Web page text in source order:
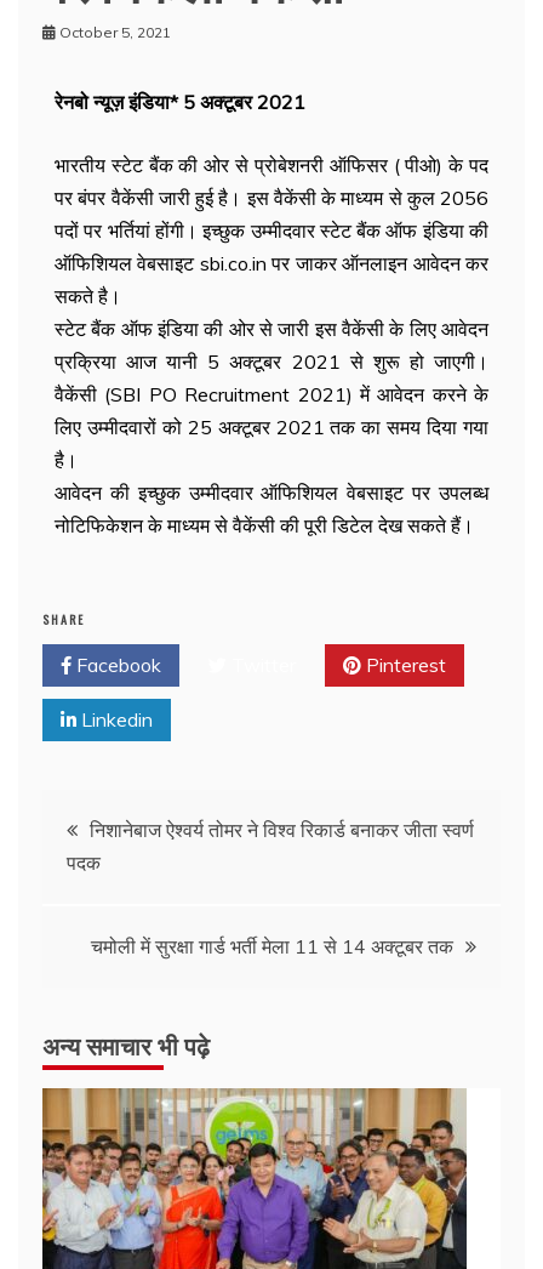
October 5, 2021
रेनबो न्यूज़ इंडिया* 5 अक्टूबर 2021
भारतीय स्टेट बैंक की ओर से प्रोबेशनरी ऑफिसर ( पीओ) के पद
पर बंपर वैकेंसी जारी हुई है। इस वैकेंसी के माध्यम से कुल 2056
पदों पर भर्तियां होंगी। इच्छुक उम्मीदवार स्टेट बैंक ऑफ इंडिया की
ऑफिशियल वेबसाइट sbi.co.in पर जाकर ऑनलाइन आवेदन कर
सकते है।
स्टेट बैंक ऑफ इंडिया की ओर से जारी इस वैकेंसी के लिए आवेदन
प्रक्रिया आज यानी 5 अक्टूबर 2021 से शुरू हो जाएगी।
वैकेंसी (SBI PO Recruitment 2021) में आवेदन करने के
लिए उम्मीदवारों को 25 अक्टूबर 2021 तक का समय दिया गया
है।
आवेदन की इच्छुक उम्मीदवार ऑफिशियल वेबसाइट पर उपलब्ध
नोटिफिकेशन के माध्यम से वैकेंसी की पूरी डिटेल देख सकते हैं।
SHARE
Facebook Pinterest
Linkedin
निशानेबाज ऐश्वर्य तोमर ने विश्व रिकार्ड बनाकर जीता स्वर्ण
पदक
चमोली में सुरक्षा गार्ड भर्ती मेला 11 से 14 अक्टूबर तक
अन्य समाचार भी पढ़े